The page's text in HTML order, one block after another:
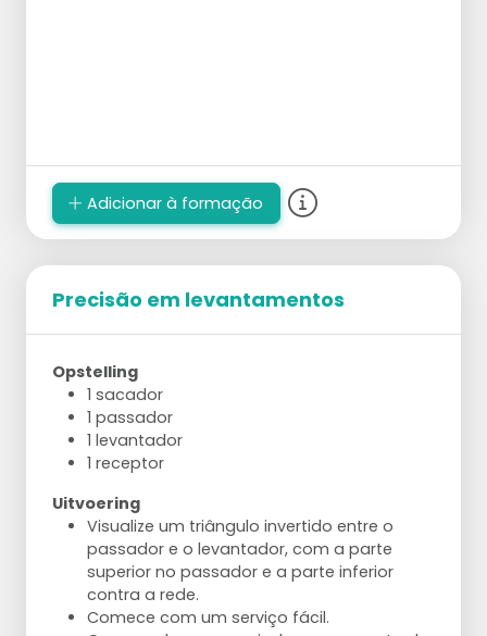
Adicionar à formação
Precisão em levantamentos
Opstelling
1 sacador
1 passador
1 levantador
1 receptor
Uitvoering
Visualize um triângulo invertido entre o
passador e o levantador, com a parte
superior no passador e a parte inferior
contra a rede.
Comece com um serviço fácil.